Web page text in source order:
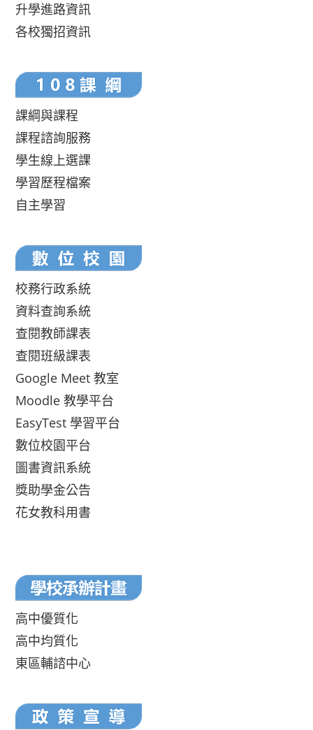
升學進路資訊
各校獨招資訊
課綱與課程
課程諮詢服務
學生線上選課
學習歷程檔案
自主學習
校務行政系統
資料查詢系統
查閱教師課表
查閱班級課表
Google Meet 教室
Moodle 教學平台
EasyTest 學習平台
數位校園平台
圖書資訊系統
獎助學金公告
花女教科用書
高中優質化
高中均質化
東區輔諮中心